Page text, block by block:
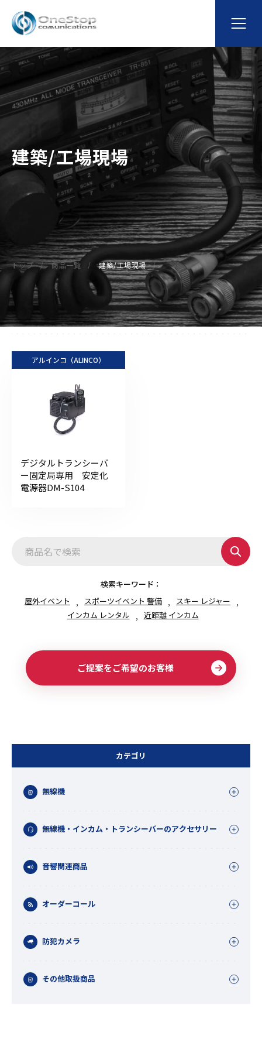
建築/工場現場
トップ 商品一覧 建築/工場現場
カテゴリ
無線機
無線機・インカム・トランシーバーのアクセサリー
音響関連商品
オーダーコール
防犯カメラ
その他取扱商品
アルインコ（ALINCO）
デジタルトランシーバ
ー固定局専用 安定化
電源器DM-S104
検索キーワード：
屋外イベント
スポーツイベント 警備
スキー レジャー
インカム レンタル
近距離 インカム
ご提案をご希望のお客様